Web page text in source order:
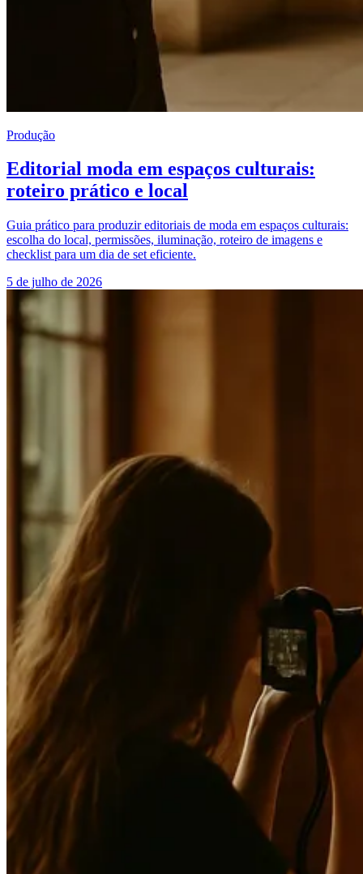
Produção
Editorial moda em espaços culturais:
roteiro prático e local
Guia prático para produzir editoriais de moda em espaços culturais:
escolha do local, permissões, iluminação, roteiro de imagens e
checklist para um dia de set eficiente.
5 de julho de 2026